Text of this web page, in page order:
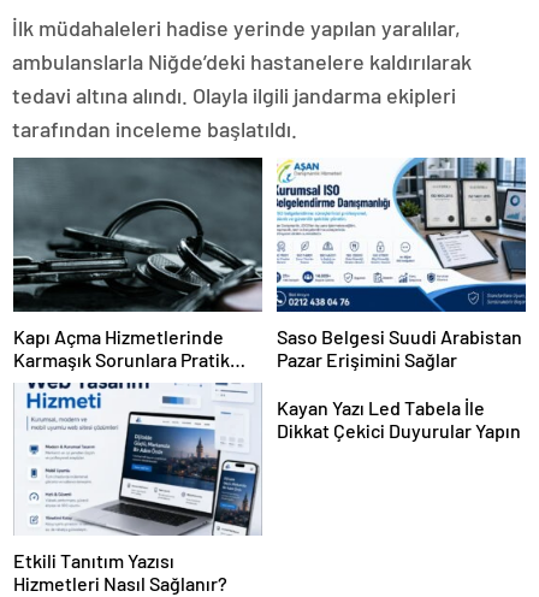
İlk müdahaleleri hadise yerinde yapılan yaralılar,
ambulanslarla Niğde’deki hastanelere kaldırılarak
tedavi altına alındı. Olayla ilgili jandarma ekipleri
tarafından inceleme başlatıldı.
Kapı Açma Hizmetlerinde
Karmaşık Sorunlara Pratik
Çözümler
Saso Belgesi Suudi Arabistan
Pazar Erişimini Sağlar
Etkili Tanıtım Yazısı
Hizmetleri Nasıl Sağlanır?
Kayan Yazı Led Tabela İle
Dikkat Çekici Duyurular Yapın